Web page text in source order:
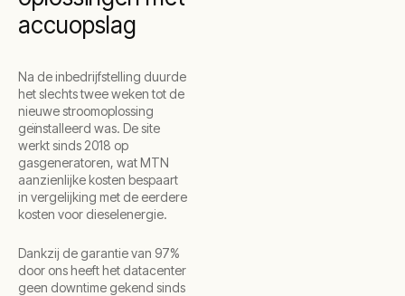
accuopslag
Na de inbedrijfstelling duurde
het slechts twee weken tot de
nieuwe stroomoplossing
geïnstalleerd was. De site
werkt sinds 2018 op
gasgeneratoren, wat MTN
aanzienlijke kosten bespaart
in vergelijking met de eerdere
kosten voor dieselenergie.
Dankzij de garantie van 97%
door ons heeft het datacenter
geen downtime gekend sinds